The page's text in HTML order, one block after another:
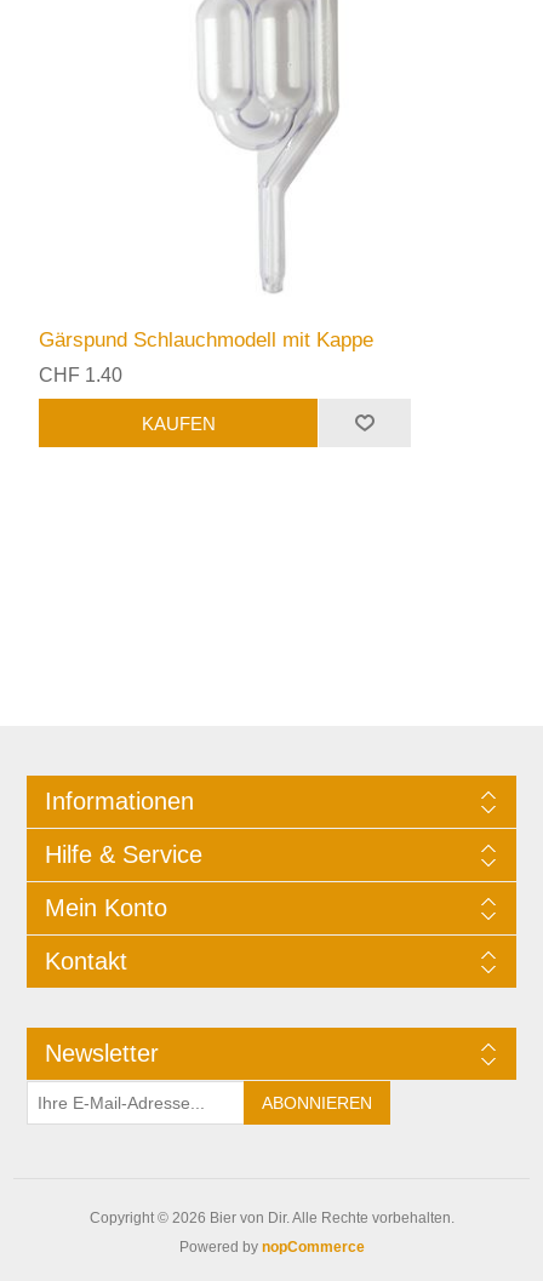
Gärspund Schlauchmodell mit Kappe
CHF 1.40
Informationen
Hilfe & Service
Mein Konto
Kontakt
Newsletter
Copyright © 2026 Bier von Dir. Alle Rechte vorbehalten.
Powered by nopCommerce